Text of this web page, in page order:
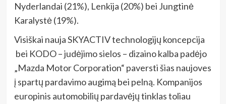
Nyderlandai (21%), Lenkija (20%) bei Jungtinė
Karalystė (19%).
Visiškai nauja SKYACTIV technologijų koncepcija
bei KODO – judėjimo sielos – dizaino kalba padėjo
„Mazda Motor Corporation“ paversti šias naujoves
į spartų pardavimo augimą bei pelną. Kompanijos
europinis automobilių pardavėjų tinklas toliau